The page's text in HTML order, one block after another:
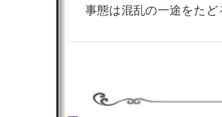
事態は混乱の一途をたど